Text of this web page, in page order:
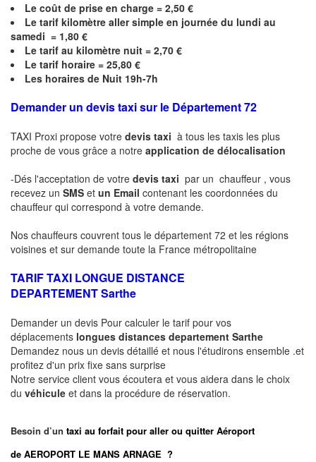
Le coût de prise en charge = 2,50 €
Le tarif kilomètre aller simple en journée du lundi au
samedi = 1,80 €
Le tarif au kilomètre nuit = 2,70 €
Le tarif horaire = 25,80 €
Les horaires de Nuit 19h-7h
Demander un devis taxi sur le Département 72
TAXI Proxi propose votre devis taxi à tous les taxis les plus
proche de vous grâce a notre application de délocalisation
-Dés l'acceptation de votre devis taxi par un chauffeur , vous
recevez un SMS et un Email contenant les coordonnées du
chauffeur qui correspond à votre demande.
Nos chauffeurs couvrent tous le département 72 et les régions
voisines et sur demande toute la France métropolitaine
TARIF TAXI LONGUE DISTANCE
DEPARTEMENTSarthe
Demander un devis Pour calculer le tarif pour vos
déplacements longues distances departement Sarthe
Demandez nous un devis détaillé et nous l'étudirons ensemble .et
profitez d'un prix fixe sans surprise
Notre service client vous écoutera et vous aidera dans le choix
du véhicule et dans la procédure de réservation.
Besoin d’un taxi au forfait pour aller ou quitter Aéroport
de AEROPORT LE MANS ARNAGE ?